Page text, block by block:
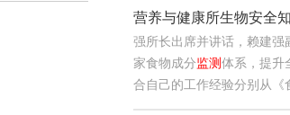
营养与健康所生物安全
强所长出席并讲话，赖建强
家食物成分监测 体系，提升
合自己的工作经验分别从《